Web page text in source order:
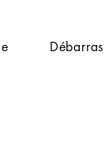
Débarras